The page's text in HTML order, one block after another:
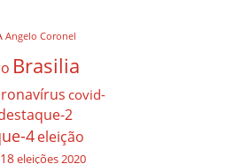
Angelo Coronel
Brasilia
covid-
2
4eleição
eleições 2020